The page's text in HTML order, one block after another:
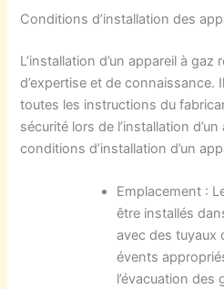
Conditions d’installation des
L’installation d’un appareil à
d’expertise et de connaissance.
toutes les instructions du
sécurité lors de l’installation
conditions d’installation d’un
Emplacement :
être installés
avec des tuyaux
évents
l’évacuation des